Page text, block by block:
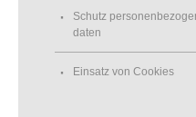
Schutz
daten
Einsatz von Cookies